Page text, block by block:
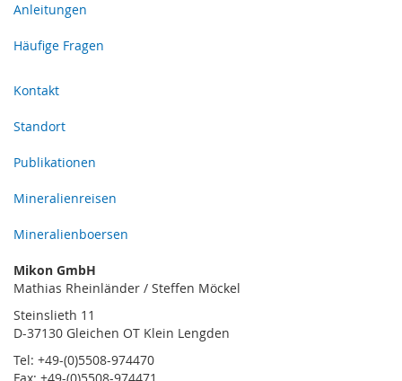
Anleitungen
Häufige Fragen
Kontakt
Standort
Publikationen
Mineralienreisen
Mineralienboersen
Mikon GmbH
Mathias Rheinländer / Steffen Möckel
Steinslieth 11
D-37130 Gleichen OT Klein Lengden
Tel: +49-(0)5508-974470